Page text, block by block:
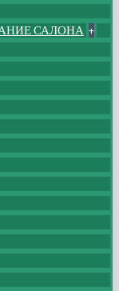
САЛОНА +